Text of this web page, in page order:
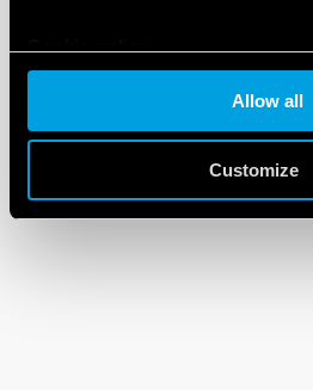
Allow all
Customize